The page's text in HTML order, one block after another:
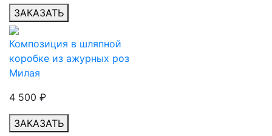
ЗАКАЗАТЬ
Композиция в шляпной
коробке из ажурных роз
Милая
4 500 ₽
ЗАКАЗАТЬ